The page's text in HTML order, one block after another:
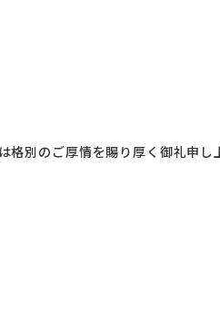
格別のご厚情を賜り厚く御礼申